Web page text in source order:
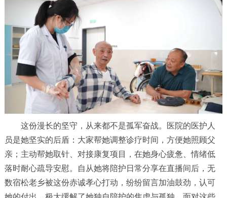
这份漫长的坚守，从来都不是孤军奋战。医院的医护人
员是她坚实的后盾：大家帮她调整诊疗时间，方便她照顾父
亲；主动帮她取针、对接康复项目，在她身心疲惫、情绪低
落时耐心疏导安慰。自从她将陪护日常分享在直播间后，无
数宿松老乡被这份赤诚孝心打动，纷纷留言加油鼓劲，认可